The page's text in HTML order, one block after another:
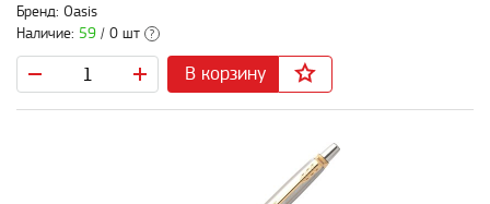
Бренд: Oasis
Наличие: 59 / 0 шт ?
В корзину